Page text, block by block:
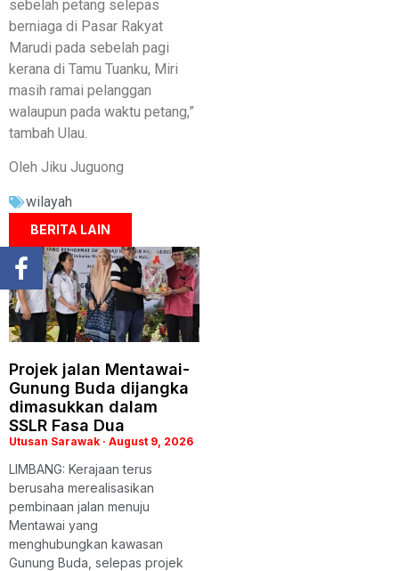
sebelah petang selepas
berniaga di Pasar Rakyat
Marudi pada sebelah pagi
kerana di Tamu Tuanku, Miri
masih ramai pelanggan
walaupun pada waktu petang,”
tambah Ulau.
Oleh Jiku Juguong
wilayah
BERITA LAIN
Projek jalan Mentawai-
Gunung Buda dijangka
dimasukkan dalam
SSLR Fasa Dua
Utusan Sarawak August 9, 2026
LIMBANG: Kerajaan terus
berusaha merealisasikan
pembinaan jalan menuju
Mentawai yang
menghubungkan kawasan
Gunung Buda, selepas projek